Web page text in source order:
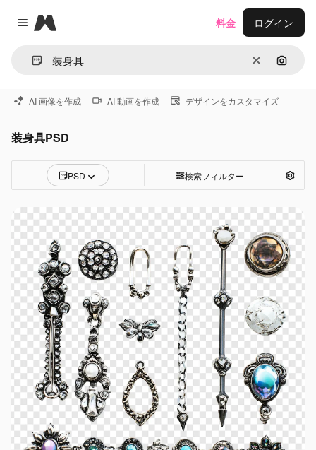
Close menu
Magnific
消去 画像で
料金 ログイン
AI 画像を作成 AI 動画を作成 デザインをカスタマイズ
装身具PSD
PSD 検索フィルター